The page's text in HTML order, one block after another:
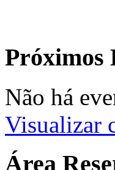
Próximos
Não há
Visualizar
Área